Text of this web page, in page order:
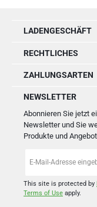
LADENGESCHÄFT
RECHTLICHES
ZAHLUNGSARTEN
NEWSLETTER
Abonnieren Sie jetzt
Newsletter und Sie
Produkte und
Mail-
*
This site is protected by
Terms of Use apply.